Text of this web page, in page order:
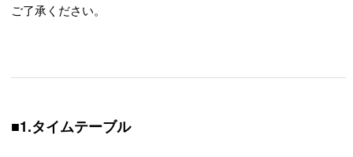
ご了承ください。
■1.タイムテーブル